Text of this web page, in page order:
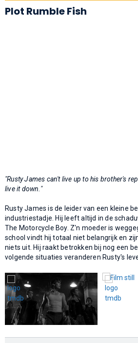
Plot Rumble Fish
"Rusty James can't live up to his brother's
live it down."
Rusty James is de leider van een kleine
industriestadje. Hij leeft altijd in de
The Motorcycle Boy. Z'n moeder is
school vindt hij totaal niet belangrijk en
niets uit. Hij raakt betrokken bij nog een
volgende situaties veranderen Rusty's